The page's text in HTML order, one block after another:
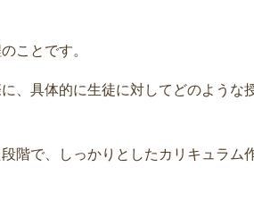
ことです。
、具体的に生徒に対してどのような
階で、しっかりとしたカリキュラム